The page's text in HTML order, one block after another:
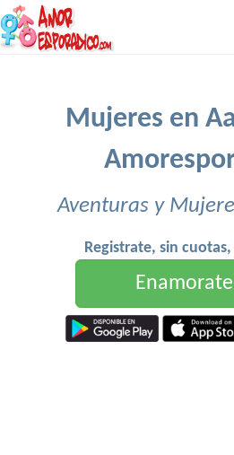
Mujeres en
Aventuras y
Registrate, sin
Enamorate